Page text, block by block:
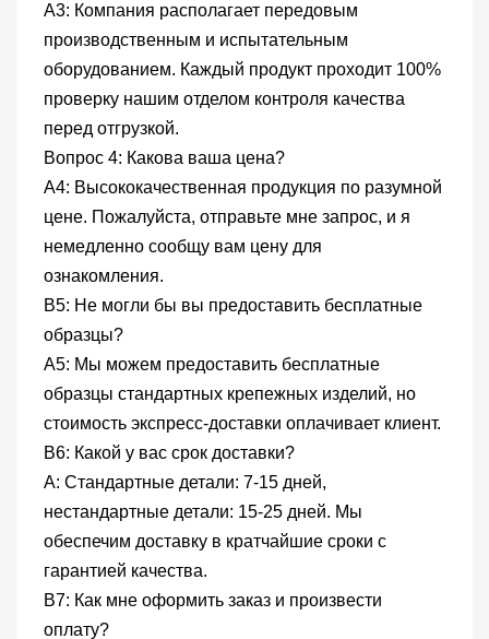
A3: Компания располагает передовым
производственным и испытательным
оборудованием. Каждый продукт проходит 100%
проверку нашим отделом контроля качества
перед отгрузкой.
Вопрос 4: Какова ваша цена?
A4: Высококачественная продукция по разумной
цене. Пожалуйста, отправьте мне запрос, и я
немедленно сообщу вам цену для
ознакомления.
В5: Не могли бы вы предоставить бесплатные
образцы?
A5: Мы можем предоставить бесплатные
образцы стандартных крепежных изделий, но
стоимость экспресс-доставки оплачивает клиент.
В6: Какой у вас срок доставки?
A: Стандартные детали: 7-15 дней,
нестандартные детали: 15-25 дней. Мы
обеспечим доставку в кратчайшие сроки с
гарантией качества.
В7: Как мне оформить заказ и произвести
оплату?